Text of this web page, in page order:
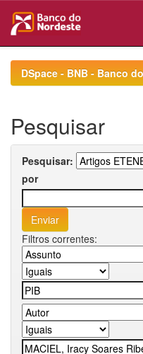
navigationDSpace - BNB - Banco
Pesquisar
Pesquisar:
por
Filtros correntes: